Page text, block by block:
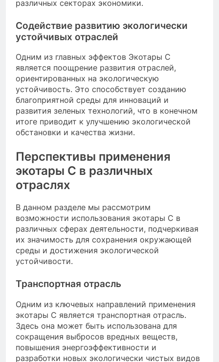
различных секторах экономики.
Содействие развитию экологически
устойчивых отраслей
Одним из главных эффектов Экотары С
является поощрение развития отраслей,
ориентированных на экологическую
устойчивость. Это способствует созданию
благоприятной среды для инноваций и
развития зеленых технологий, что в конечном
итоге приводит к улучшению экологической
обстановки и качества жизни.
Перспективы применения
экотары С в различных
отраслях
В данном разделе мы рассмотрим
возможности использования экотары С в
различных сферах деятельности, подчеркивая
их значимость для сохранения окружающей
среды и достижения экологической
устойчивости.
Транспортная отрасль
Одним из ключевых направлений применения
экотары С является транспортная отрасль.
Здесь она может быть использована для
сокращения выбросов вредных веществ,
повышения энергоэффективности и
разработки новых экологически чистых видов